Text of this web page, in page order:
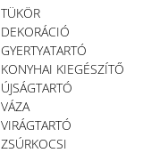
TÜKÖR
DEKORÁCIÓ
GYERTYATARTÓ
KONYHAI KIEGÉSZÍTŐ
ÚJSÁGTARTÓ
VÁZA
VIRÁGTARTÓ
ZSÚRKOCSI